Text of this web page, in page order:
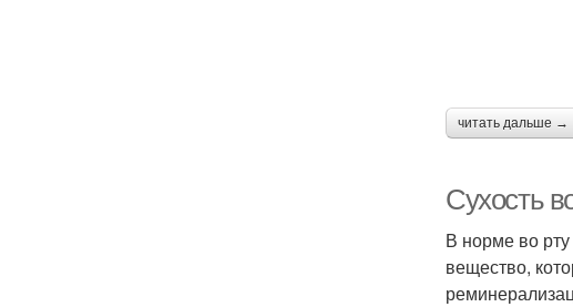
читать дальше →
Сухость
В норме во
вещество,